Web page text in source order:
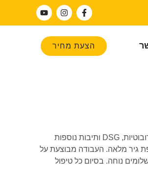
הצעת מחיר
שיפוץ גיר MG MG350 במכון גירים מוביל גירטרוניק. אנו מתמחים בשיפוץ והחלפת תיבות הילוכים לכל הדגמים ולכל סוגי התיבות – אוטומטיות, רציפות (CVT), רובוטיות, DSG ותיבות נוספות
גיר מלאה. העבודה מבוצעת על
נוחה. בסיום כל טיפול